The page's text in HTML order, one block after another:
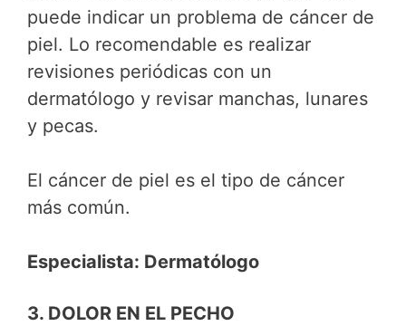
puede indicar un problema de cáncer de
piel. Lo recomendable es realizar
revisiones periódicas con un
dermatólogo y revisar manchas, lunares
y pecas.
El cáncer de piel es el tipo de cáncer
más común.
Especialista: Dermatólogo
3. DOLOR EN EL PECHO